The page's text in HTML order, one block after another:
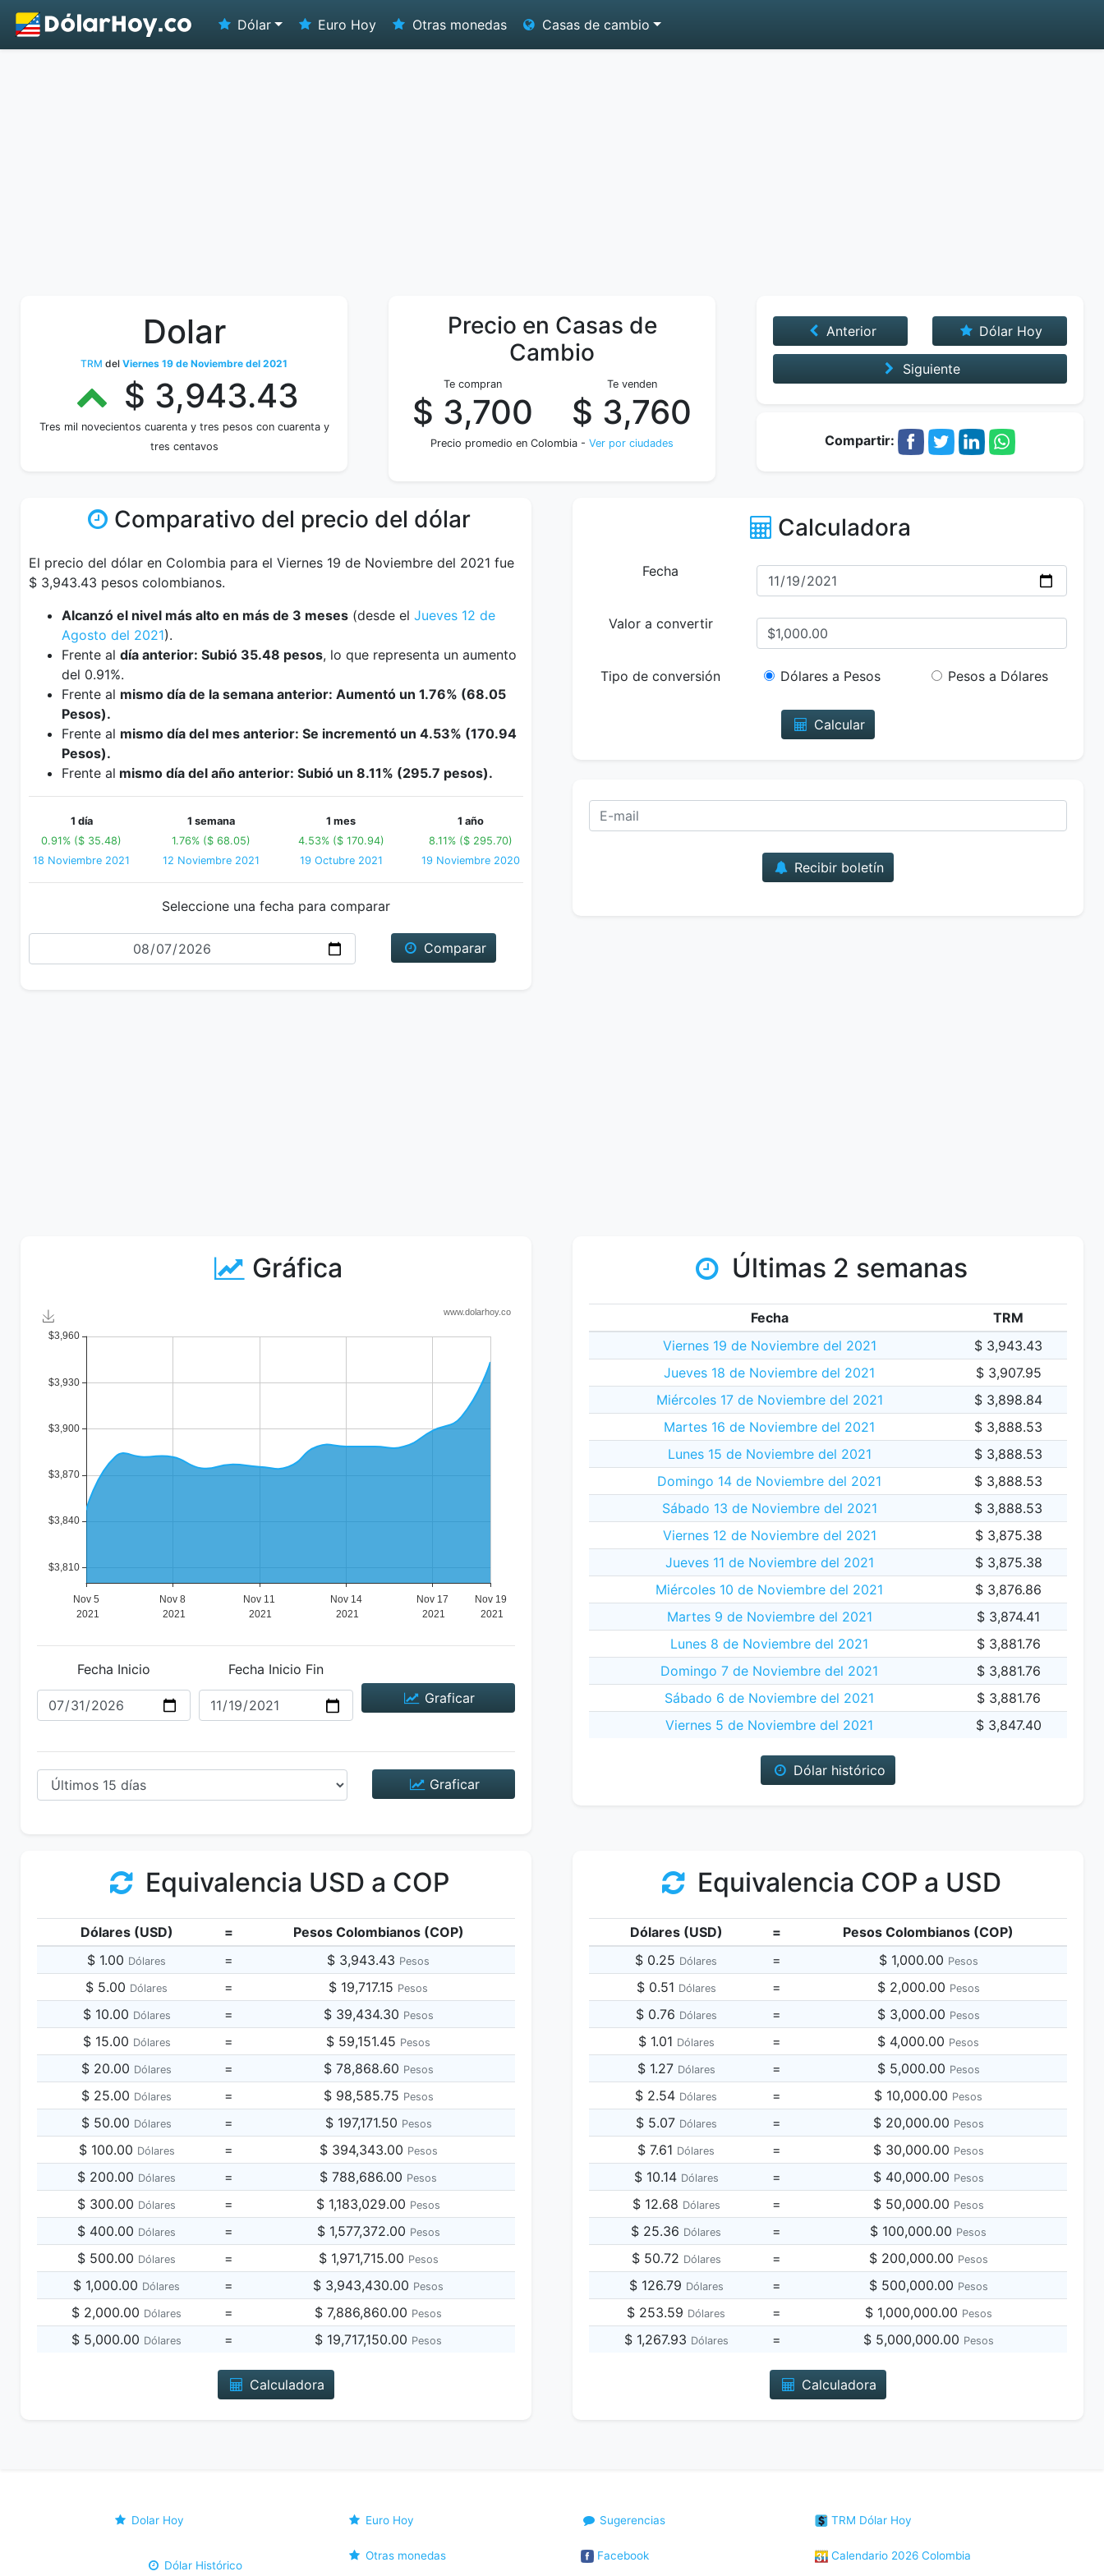
Dólar Euro Hoy Otras monedas Casas de cambio
Dolar
TRM del Viernes 19 de Noviembre del 2021
$ 3,943.43
Tres mil novecientos cuarenta y tres pesos con cuarenta y
tres centavos
Precio en Casas de
Cambio
Te compran
$ 3,700
Te venden
$ 3,760
Precio promedio en Colombia - Ver por ciudades
Anterior Dólar Hoy
Siguiente
Compartir:
Comparativo del precio del dólar
El precio del dólar en Colombia para el Viernes 19 de Noviembre del 2021 fue
$ 3,943.43 pesos colombianos.
Alcanzó el nivel más alto en más de 3 meses (desde el Jueves 12 de
Agosto del 2021).
Frente al día anterior: Subió 35.48 pesos, lo que representa un aumento
del 0.91%.
Frente al mismo día de la semana anterior: Aumentó un 1.76% (68.05
Pesos).
Frente al mismo día del mes anterior: Se incrementó un 4.53% (170.94
Pesos).
Frente al mismo día del año anterior: Subió un 8.11% (295.7 pesos).
1 día
0.91% ($ 35.48)
18 Noviembre 2021
1 semana
1.76% ($ 68.05)
12 Noviembre 2021
1 mes
4.53% ($ 170.94)
19 Octubre 2021
1 año
8.11% ($ 295.70)
19 Noviembre 2020
Seleccione una fecha para comparar
Fecha
Comparar
Calculadora
Fecha
Valor a convertir
Tipo de conversión Dólares a Pesos Pesos a Dólares
Calcular
Recibir boletín
Gráfica
Fecha Inicio
Fecha Inicio Fin
Graficar
Graficar
Últimas 2 semanas
Fecha
TRM
Viernes 19 de Noviembre del 2021
$ 3,943.43
Jueves 18 de Noviembre del 2021
$ 3,907.95
Miércoles 17 de Noviembre del 2021
$ 3,898.84
Martes 16 de Noviembre del 2021
$ 3,888.53
Lunes 15 de Noviembre del 2021
$ 3,888.53
Domingo 14 de Noviembre del 2021
$ 3,888.53
Sábado 13 de Noviembre del 2021
$ 3,888.53
Viernes 12 de Noviembre del 2021
$ 3,875.38
Jueves 11 de Noviembre del 2021
$ 3,875.38
Miércoles 10 de Noviembre del 2021
$ 3,876.86
Martes 9 de Noviembre del 2021
$ 3,874.41
Lunes 8 de Noviembre del 2021
$ 3,881.76
Domingo 7 de Noviembre del 2021
$ 3,881.76
Sábado 6 de Noviembre del 2021
$ 3,881.76
Viernes 5 de Noviembre del 2021
$ 3,847.40
Dólar histórico
Equivalencia USD a COP
Dólares (USD) =
Pesos Colombianos (COP)
$ 1.00 Dólares = $ 3,943.43 Pesos
$ 5.00 Dólares = $ 19,717.15 Pesos
$ 10.00 Dólares = $ 39,434.30 Pesos
$ 15.00 Dólares = $ 59,151.45 Pesos
$ 20.00 Dólares = $ 78,868.60 Pesos
$ 25.00 Dólares = $ 98,585.75 Pesos
$ 50.00 Dólares = $ 197,171.50 Pesos
$ 100.00 Dólares = $ 394,343.00 Pesos
$ 200.00 Dólares = $ 788,686.00 Pesos
$ 300.00 Dólares = $ 1,183,029.00 Pesos
$ 400.00 Dólares = $ 1,577,372.00 Pesos
$ 500.00 Dólares = $ 1,971,715.00 Pesos
$ 1,000.00 Dólares = $ 3,943,430.00 Pesos
$ 2,000.00 Dólares = $ 7,886,860.00 Pesos
$ 5,000.00 Dólares = $ 19,717,150.00 Pesos
Calculadora
Equivalencia COP a USD
Dólares (USD) =
Pesos Colombianos (COP)
$ 0.25 Dólares = $ 1,000.00 Pesos
$ 0.51 Dólares = $ 2,000.00 Pesos
$ 0.76 Dólares = $ 3,000.00 Pesos
$ 1.01 Dólares = $ 4,000.00 Pesos
$ 1.27 Dólares = $ 5,000.00 Pesos
$ 2.54 Dólares = $ 10,000.00 Pesos
$ 5.07 Dólares = $ 20,000.00 Pesos
$ 7.61 Dólares = $ 30,000.00 Pesos
$ 10.14 Dólares = $ 40,000.00 Pesos
$ 12.68 Dólares = $ 50,000.00 Pesos
$ 25.36 Dólares = $ 100,000.00 Pesos
$ 50.72 Dólares = $ 200,000.00 Pesos
$ 126.79 Dólares = $ 500,000.00 Pesos
$ 253.59 Dólares = $ 1,000,000.00 Pesos
$ 1,267.93 Dólares = $ 5,000,000.00 Pesos
Calculadora
Dolar Hoy
Dólar Histórico
Euro Hoy
Otras monedas
Sugerencias
Facebook
TRM Dólar Hoy
Calendario 2026 Colombia